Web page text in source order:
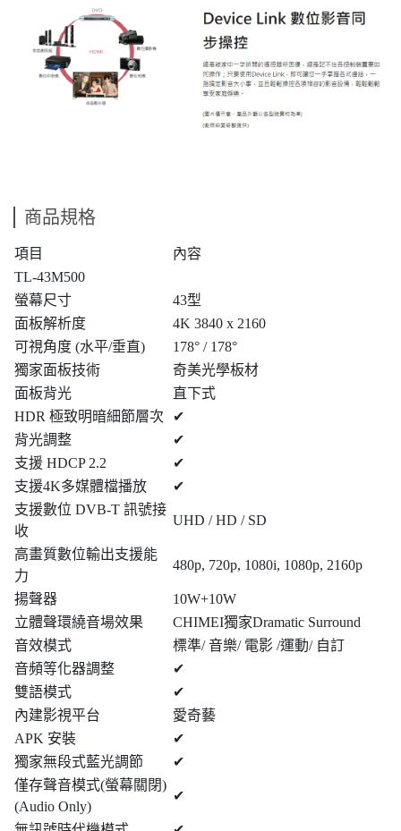
商品規格
項目
內容
TL-43M500
螢幕尺寸
43型
面板解析度
4K 3840 x 2160
可視角度 (水平/垂直)
178° / 178°
獨家面板技術
奇美光學板材
面板背光
直下式
HDR 極致明暗細節層次
✔
背光調整
✔
支援 HDCP 2.2
✔
支援4K多媒體檔播放
✔
支援數位 DVB-T 訊號接
收
UHD / HD / SD
高畫質數位輸出支援能
力
480p, 720p, 1080i, 1080p, 2160p
揚聲器
10W+10W
立體聲環繞音場效果
CHIMEI獨家Dramatic Surround
音效模式
標準/ 音樂/ 電影 /運動/ 自訂
音頻等化器調整
✔
雙語模式
✔
內建影視平台
愛奇藝
APK 安裝
✔
獨家無段式藍光調節
✔
僅存聲音模式(螢幕關閉)
(Audio Only)
✔